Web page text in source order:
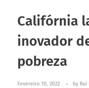
Califórnia
inovador
pobreza
Fevereiro 10, 2022 by Rui